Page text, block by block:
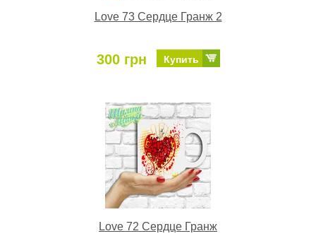
Love 73 Сердце Гранж 2
300 грн Купить
Love 72 Сердце Гранж